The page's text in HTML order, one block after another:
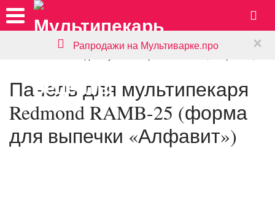
Панель для мультипекаря
Redmond RAMB-25 (форма
для выпечки «Алфавит»)
Рапродажи на Мультиварке.про ×